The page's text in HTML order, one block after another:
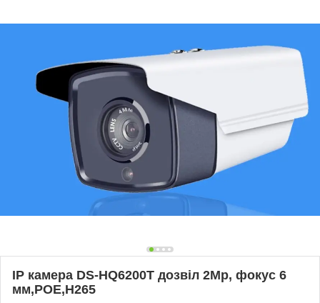
IP камера DS-HQ6200T дозвіл 2Mp, фокус 6
мм,POE,H265